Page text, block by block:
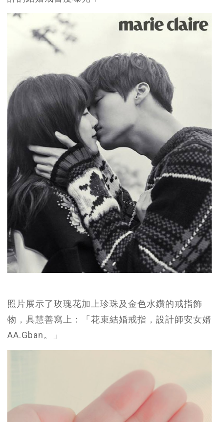
照片展示了玫瑰花加上珍珠及金色水鑽的戒指飾
物，具慧善寫上：「花束結婚戒指，設計師安女婿
AA.Gban。」